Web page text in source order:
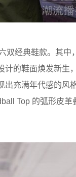
双经典鞋款。其中
计的鞋面焕发新生
充满年代感的风
Top 的弧形皮革